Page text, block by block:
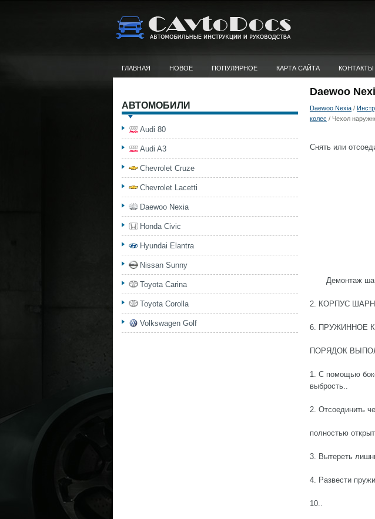
ГЛАВНАЯ НОВОЕ ПОПУЛЯРНОЕ КАРТА САЙТА КОНТАКТЫ
Daewoo
Daewoo Nexia /
колес / Чехол
Снять или
Демонтаж
2. КОРПУС
6. ПРУЖИННОЕ
ПОРЯДОК
1. С помощью
выбрость..
2. Отсоединить
полностью
3. Вытереть
4. Развести
10..
АВТОМОБИЛИ
Audi 80
Audi A3
Chevrolet Cruze
Chevrolet Lacetti
Daewoo Nexia
Honda Civic
Hyundai Elantra
Nissan Sunny
Toyota Carina
Toyota Corolla
Volkswagen Golf